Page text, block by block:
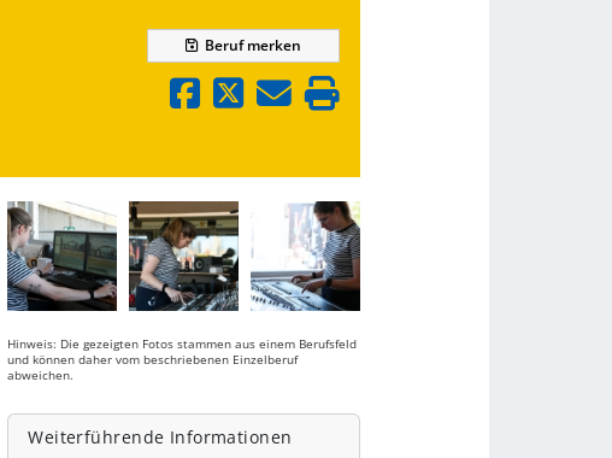
Berufmerken
Hinweis: Die gezeigten Fotos stammen aus einem Berufsfeld
und können daher vom beschriebenen Einzelberuf
abweichen.
Weiterführende Informationen